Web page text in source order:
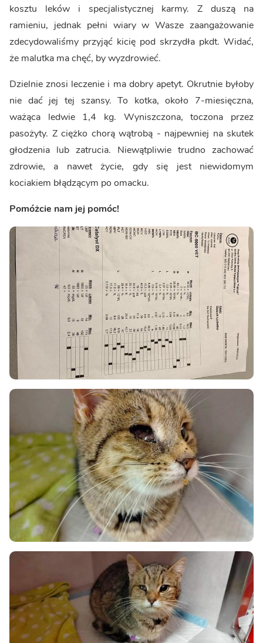
kosztu leków i specjalistycznej karmy. Z duszą na
ramieniu, jednak pełni wiary w Wasze zaangażowanie
zdecydowaliśmy przyjąć kicię pod skrzydła pkdt. Widać,
że malutka ma chęć, by wyzdrowieć.
Dzielnie znosi leczenie i ma dobry apetyt. Okrutnie byłoby
nie dać jej tej szansy. To kotka, około 7-miesięczna,
ważąca ledwie 1,4 kg. Wyniszczona, toczona przez
pasożyty. Z ciężko chorą wątrobą - najpewniej na skutek
głodzenia lub zatrucia. Niewątpliwie trudno zachować
zdrowie, a nawet życie, gdy się jest niewidomym
kociakiem błądzącym po omacku.
Pomóżcie nam jej pomóc!